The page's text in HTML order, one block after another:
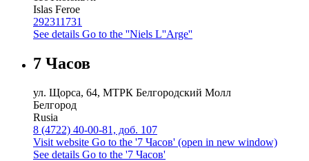
Islas Feroe
292311731
See details Go to the ''Niels L''Arge''
7 Часов
ул. Щорса, 64, МТРК Белгородский Молл
Белгород
Rusia
8 (4722) 40-00-81, доб. 107
Visit website Go to the '7 Часов' (open in new window)
See details Go to the '7 Часов'